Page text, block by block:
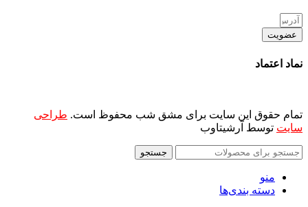
عضویت
نماد اعتماد
تمام حقوق این سایت برای مشق شب محفوظ است. طراحی
سایت توسط آرشیتاوب
جستجو
منو
دسته بندی‌ها